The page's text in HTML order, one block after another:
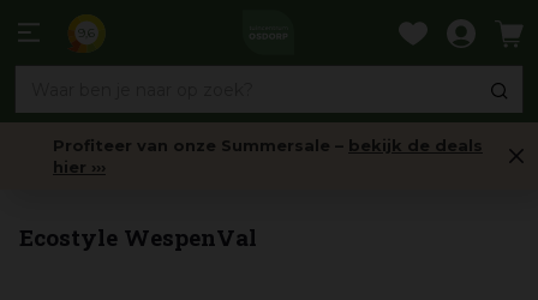
naar
Profiteer van onze Summersale – bekijk de deals
hier ›››
Ecostyle WespenVal